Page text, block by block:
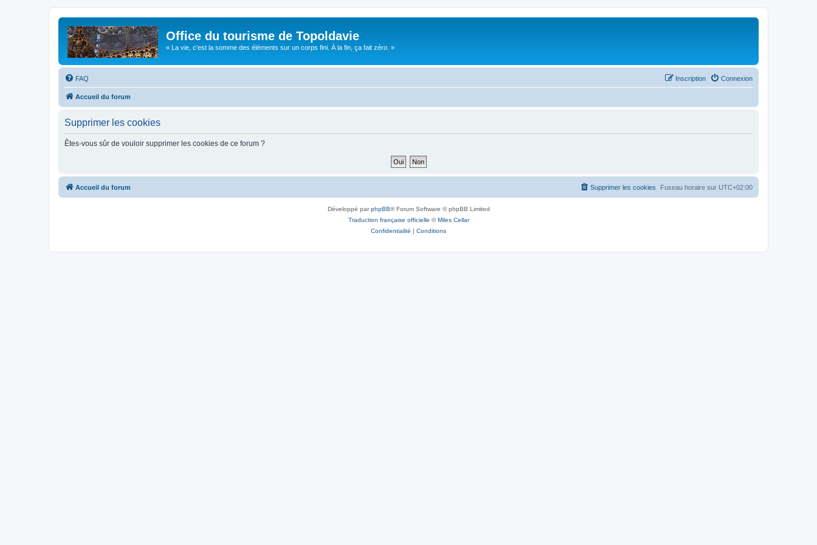
Office du tourisme de Topoldavie
« La vie, c'est la somme des éléments sur un corps fini. À la fin, ça fait zéro. »
FAQ Connexion
Inscription
Accueil du forum
Supprimer les cookies
Êtes-vous sûr de vouloir supprimer les cookies de ce forum ?
Accueil du forum Fuseau horaire sur UTC+02:00
Supprimer les cookies
Développé parphpBB® Forum Software © phpBB Limited
Traduction française officielle ©Miles Cellar
Confidentialité | Conditions